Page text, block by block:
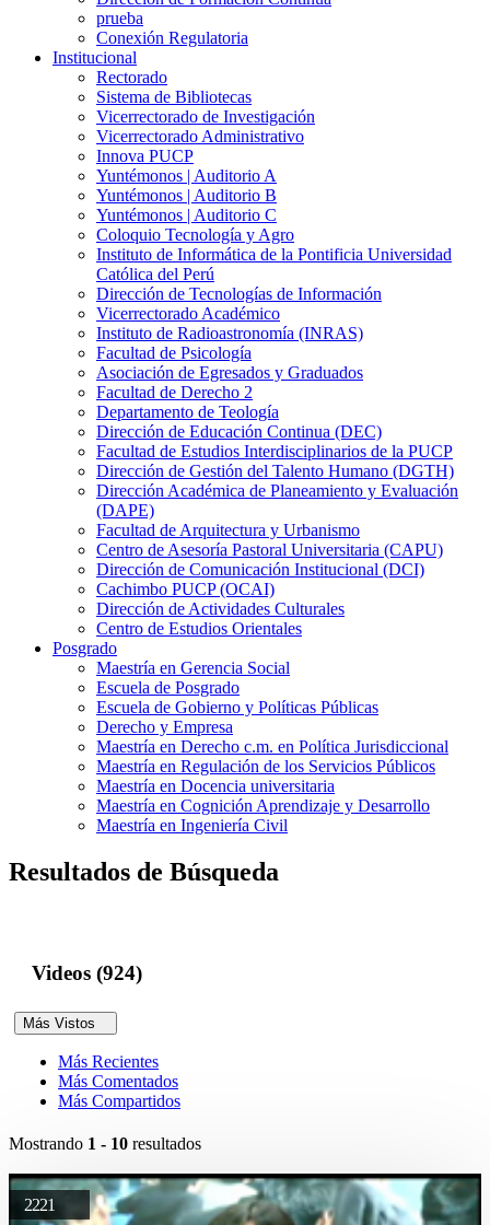
prueba
Conexión Regulatoria
Institucional
Rectorado
Sistema de Bibliotecas
Vicerrectorado de Investigación
Vicerrectorado Administrativo
Innova PUCP
Yuntémonos | Auditorio A
Yuntémonos | Auditorio B
Yuntémonos | Auditorio C
Coloquio Tecnología y Agro
Instituto de Informática de la Pontificia Universidad
Católica del Perú
Dirección de Tecnologías de Información
Vicerrectorado Académico
Instituto de Radioastronomía (INRAS)
Facultad de Psicología
Asociación de Egresados y Graduados
Facultad de Derecho 2
Departamento de Teología
Dirección de Educación Continua (DEC)
Facultad de Estudios Interdisciplinarios de la PUCP
Dirección de Gestión del Talento Humano (DGTH)
Dirección Académica de Planeamiento y Evaluación
(DAPE)
Facultad de Arquitectura y Urbanismo
Centro de Asesoría Pastoral Universitaria (CAPU)
Dirección de Comunicación Institucional (DCI)
Cachimbo PUCP (OCAI)
Dirección de Actividades Culturales
Centro de Estudios Orientales
Posgrado
Maestría en Gerencia Social
Escuela de Posgrado
Escuela de Gobierno y Políticas Públicas
Derecho y Empresa
Maestría en Derecho c.m. en Política Jurisdiccional
Maestría en Regulación de los Servicios Públicos
Maestría en Docencia universitaria
Maestría en Cognición Aprendizaje y Desarrollo
Maestría en Ingeniería Civil
Resultados de Búsqueda
Videos (924)
Más Vistos
Más Recientes
Más Comentados
Más Compartidos
Mostrando 1 - 10 resultados
2221